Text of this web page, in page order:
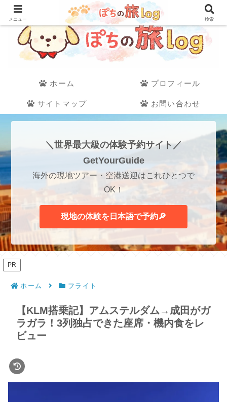
ホーム プロフィール
サイトマップ お問い合わせ
＼世界最大級の体験予約サイト／
GetYourGuide
海外の現地ツアー・空港送迎はこれひとつで
OK！
現地の体験を日本語で予約🔎
PR
ホーム フライト
【KLM搭乗記】アムステルダム→成田がガ
ラガラ！3列独占できた座席・機内食をレ
ビュー
メニュー 検索